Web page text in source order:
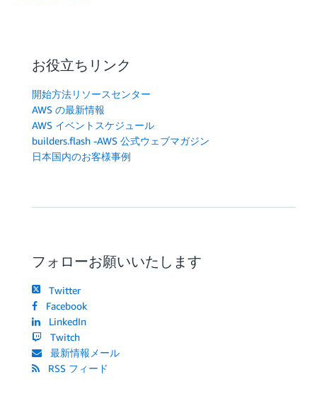
お役立ちリンク
開始方法リソースセンター
AWS の最新情報
AWS イベントスケジュール
builders.flash -AWS 公式ウェブマガジン
日本国内のお客様事例
フォローお願いいたします
Twitter
Facebook
LinkedIn
Twitch
最新情報メール
RSS フィード